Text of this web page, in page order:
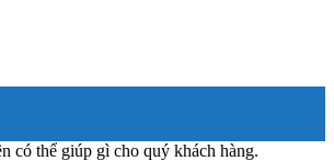
có thể giúp gì cho quý khách hàng.